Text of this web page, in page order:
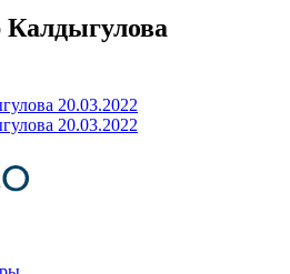
Калдыгулова